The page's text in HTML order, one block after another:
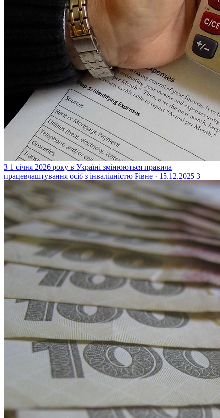
З 1 січня 2026 року в Україні змінюються правила
працевлаштування осіб з інвалідністю Рівне · 15.12.2025 3